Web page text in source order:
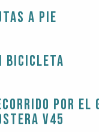
a pie
bicicleta
por el
V45